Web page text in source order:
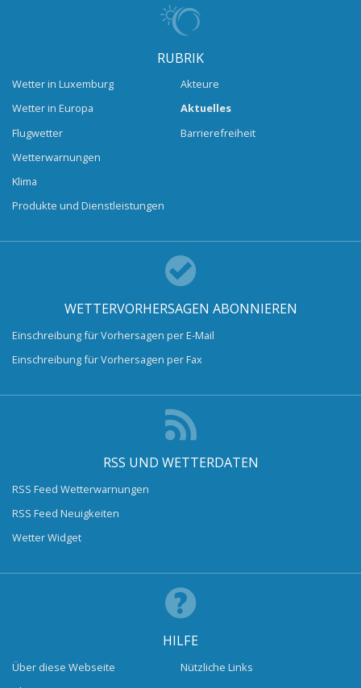
RUBRIK
Wetter in Luxemburg
Wetter in Europa
Flugwetter
Wetterwarnungen
Klima
Produkte und Dienstleistungen
Akteure
Aktuelles
Barrierefreiheit
WETTERVORHERSAGEN ABONNIEREN
Einschreibung für Vorhersagen per E-Mail
Einschreibung für Vorhersagen per Fax
RSS UND WETTERDATEN
RSS Feed Wetterwarnungen
RSS Feed Neuigkeiten
Wetter Widget
HILFE
Über diese Webseite
Nützliche Links